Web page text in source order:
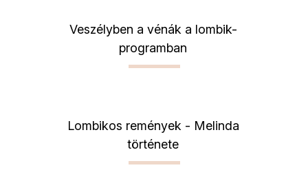
Veszélyben a vénák a lombik-
programban
Lombikos remények - Melinda
története